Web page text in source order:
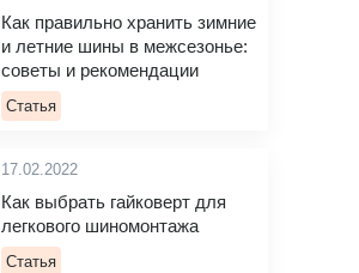
Как правильно хранить зимние
и летние шины в межсезонье:
советы и рекомендации
Статья
17.02.2022
Как выбрать гайковерт для
легкового шиномонтажа
Статья